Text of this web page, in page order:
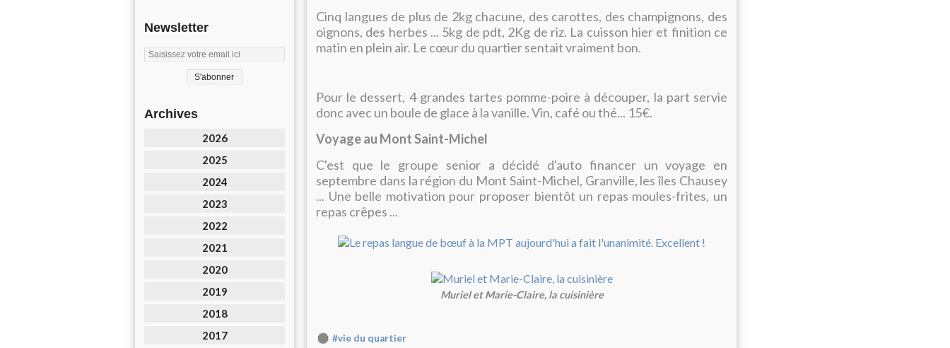
Newsletter
Archives
2026
2025
2024
2023
2022
2021
2020
2019
2018
2017
Cinq langues de plus de 2kg chacune, des carottes, des champignons, des
oignons, des herbes ... 5kg de pdt, 2Kg de riz. La cuisson hier et finition ce
matin en plein air. Le cœur du quartier sentait vraiment bon.
Pour le dessert, 4 grandes tartes pomme-poire à découper, la part servie
donc avec un boule de glace à la vanille. Vin, café ou thé... 15€.
Voyage au Mont Saint-Michel
C'est que le groupe senior a décidé d'auto financer un voyage en
septembre dans la région du Mont Saint-Michel, Granville, les îles Chausey
... Une belle motivation pour proposer bientôt un repas moules-frites, un
repas crêpes ...
Muriel et Marie-Claire, la cuisinière
#vie du quartier